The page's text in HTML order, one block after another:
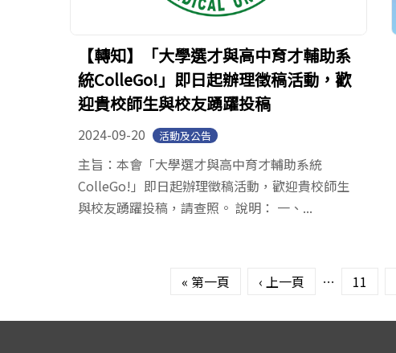
【轉知】「大學選才與高中育才輔助系
統ColleGo!」即日起辦理徵稿活動，歡
迎貴校師生與校友踴躍投稿
2024-09-20 活動及公告
主旨：本會「大學選才與高中育才輔助系統
ColleGo!」即日起辦理徵稿活動，歡迎貴校師生
與校友踴躍投稿，請查照。 說明： 一、...
« 第一頁 ‹ 上一頁 … 11